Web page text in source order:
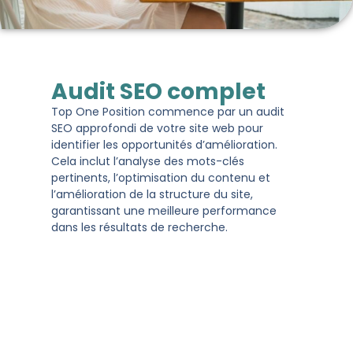
Audit SEO complet
Top One Position commence par un audit
SEO approfondi de votre site web pour
identifier les opportunités d’amélioration.
Cela inclut l’analyse des mots-clés
pertinents, l’optimisation du contenu et
l’amélioration de la structure du site,
garantissant une meilleure performance
dans les résultats de recherche​​.